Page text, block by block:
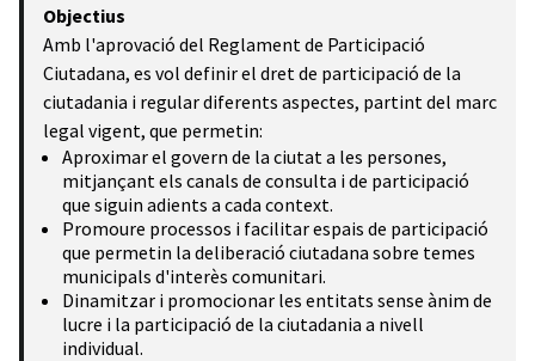
Objectius
Amb l'aprovació del Reglament de Participació
Ciutadana, es vol definir el dret de participació de la
ciutadania i regular diferents aspectes, partint del marc
legal vigent, que permetin:
Aproximar el govern de la ciutat a les persones,
mitjançant els canals de consulta i de participació
que siguin adients a cada context.
Promoure processos i facilitar espais de participació
que permetin la deliberació ciutadana sobre temes
municipals d'interès comunitari.
Dinamitzar i promocionar les entitats sense ànim de
lucre i la participació de la ciutadania a nivell
individual.